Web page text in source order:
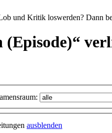
und Kritik loswerden? Dann
(Episode)“
ausblenden